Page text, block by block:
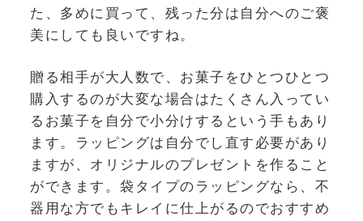
た、多めに買って、残った分は自分へのご褒
美にしても良いですね。
贈る相手が大人数で、お菓子をひとつひとつ
購入するのが大変な場合はたくさん入ってい
るお菓子を自分で小分けするという手もあり
ます。ラッピングは自分でし直す必要があり
ますが、オリジナルのプレゼントを作ること
ができます。袋タイプのラッピングなら、不
器用な方でもキレイに仕上がるのでおすすめ